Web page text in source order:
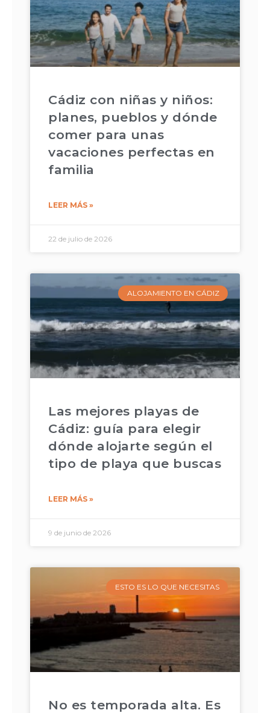
Cádiz con niñas y niños:
planes, pueblos y dónde
comer para unas
vacaciones perfectas en
familia
LEER MÁS »
22 de julio de 2026
ALOJAMIENTO EN CÁDIZ
Las mejores playas de
Cádiz: guía para elegir
dónde alojarte según el
tipo de playa que buscas
LEER MÁS »
9 de junio de 2026
ESTO ES LO QUE NECESITAS
No es temporada alta. Es